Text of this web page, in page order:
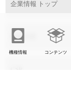
機種情報 コンテンツ
企業情報 トップ
事業内容